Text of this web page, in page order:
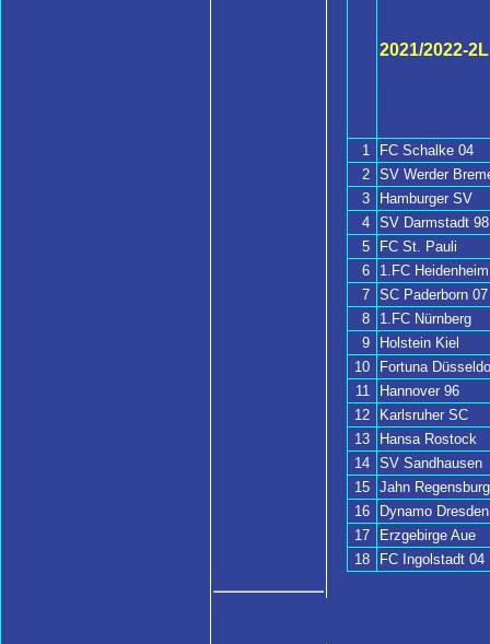
2021/2022-2L
1
FC Schalke 04
2 SV Werder
3
Hamburger SV
4 SV Darmstadt 98
5
FC St. Pauli
6
1.FC Heidenheim
7 SC Paderborn 07
8
1.FC Nürnberg
9
Holstein Kiel
10
Fortuna
11
Hannover 96
12
Karlsruher SC
13
Hansa Rostock
14 SV Sandhausen
15 Jahn Regensburg
16
Dynamo Dresden
17
Erzgebirge Aue
18
FC Ingolstadt 04